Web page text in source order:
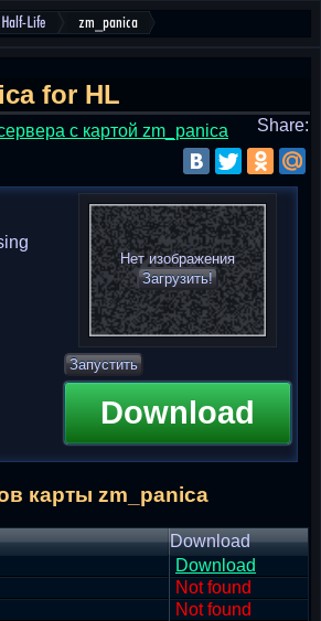
Half-Life zm_panica
for HL
с картой zm_panica Share:
Нет изображения
Загрузить!
Запустить
Download
карты zm_panica
Download
Download
Not found
Not found